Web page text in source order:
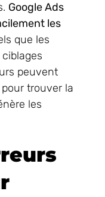
Google Ads
les
que les
peuvent
trouver la
les